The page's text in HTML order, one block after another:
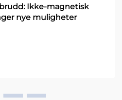
Ikke-magnetisk
nye muligheter